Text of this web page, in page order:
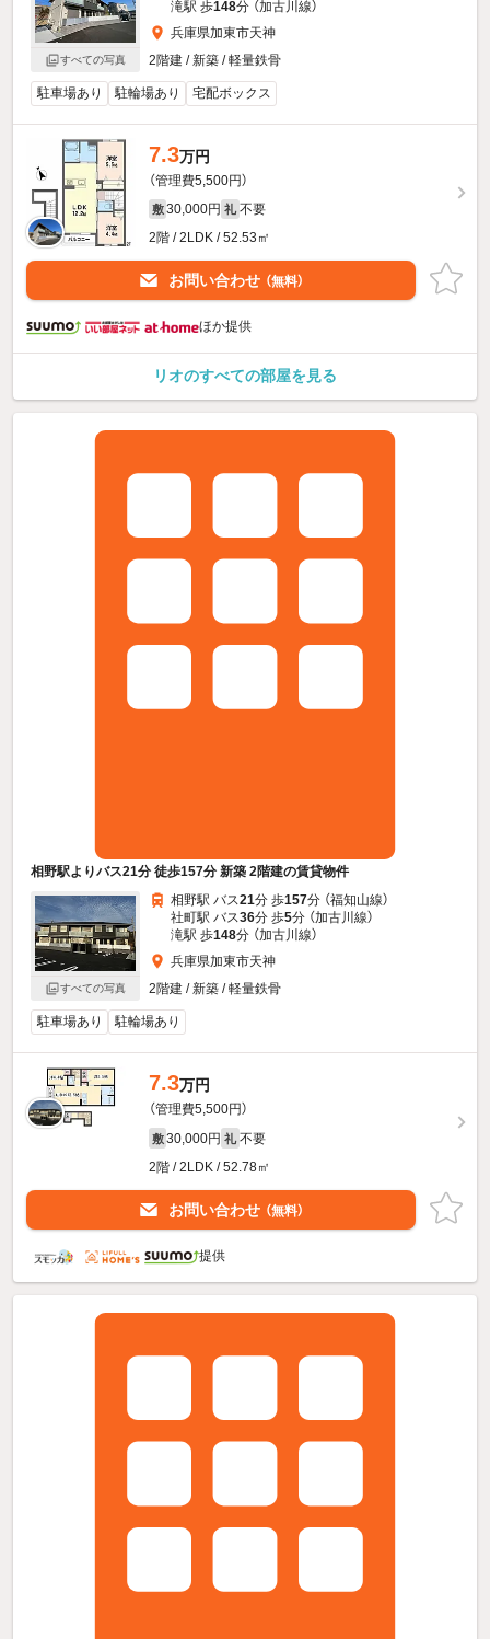
すべての写真
滝駅 歩148分 （加古川線）
兵庫県加東市天神
2階建 / 新築 / 軽量鉄骨
駐車場あり 駐輪場あり 宅配ボックス
7.3万円
（管理費5,500円）
敷 30,000円 礼 不要
2階 / 2LDK / 52.53㎡
お問い合わせ （無料）
ほか提供
リオのすべての部屋を見る
相野駅よりバス21分 徒歩157分 新築 2階建の賃貸物件
すべての写真
相野駅 バス21分 歩157分 （福知山線）
社町駅 バス36分 歩5分 （加古川線）
滝駅 歩148分 （加古川線）
兵庫県加東市天神
2階建 / 新築 / 軽量鉄骨
駐車場あり 駐輪場あり
7.3万円
（管理費5,500円）
敷 30,000円 礼 不要
2階 / 2LDK / 52.78㎡
お問い合わせ （無料）
提供